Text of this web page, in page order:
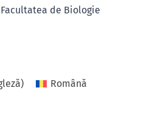
de Biologie
) Română